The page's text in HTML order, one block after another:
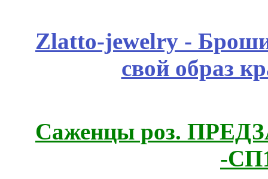
Zlatto-jewelry -
свой образ
Саженцы роз.
-